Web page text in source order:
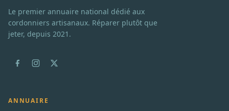
Le premier annuaire national dédié aux
cordonniers artisanaux. Réparer plutôt que
jeter, depuis 2021.
ANNUAIRE